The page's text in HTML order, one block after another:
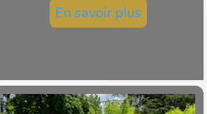
En savoir plus